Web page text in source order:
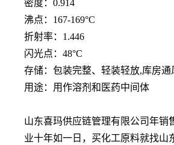
密度： 0.914
沸点： 167-169°C
折射率： 1.446
闪光点： 48°C
存储：包装完整、轻装轻放,库房通
用途：用作溶剂和医药中间体
山东喜玛供应链管理有限公司年
业十年如一日，买化工原料就找山